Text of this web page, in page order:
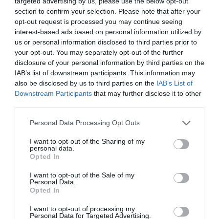
section to confirm your selection. Please note that after your
opt-out request is processed you may continue seeing
interest-based ads based on personal information utilized by
us or personal information disclosed to third parties prior to
your opt-out. You may separately opt-out of the further
disclosure of your personal information by third parties on the
IAB’s list of downstream participants. This information may
also be disclosed by us to third parties on the IAB’s List of
Downstream Participants that may further disclose it to other
Please note that this website/app uses one or more Google
not limited to your visit or usage behaviour. You may click to
grant or deny consent to Google and its third-party tags to
use your data for below specified purposes in below Google
consent section.
Personal Data Processing Opt Outs
I want to opt-out of the Sharing of my
personal data.
Opted In
I want to opt-out of the Sale of my
Personal Data.
Opted In
I want to opt-out of processing my
Personal Data for Targeted Advertising.
A jegyeket a Cathay Pacific, a HK Express, a Hong
légitársaságok kínálják majd.
látogatóknak kedvezményeket is kínálnak
éttermekbe, üzletekbe, múzeumokba és egyéb
szolgáltatásokhoz. Mindez a régió turizmusának
fellendítését szolgálja. A Hongkongi Turisztikai